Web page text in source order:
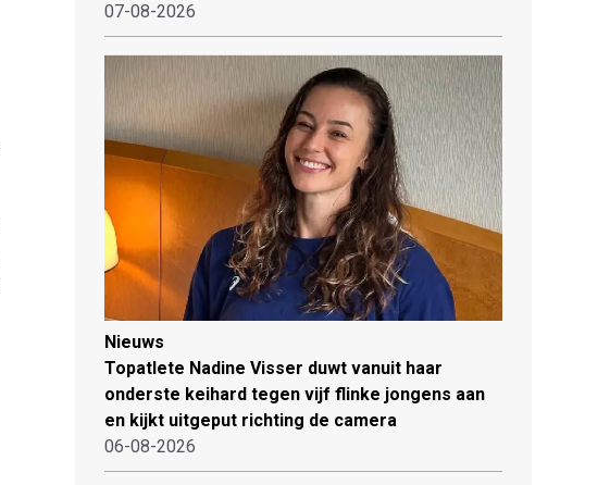
07-08-2026
Nieuws
Topatlete Nadine Visser duwt vanuit haar
onderste keihard tegen vijf flinke jongens aan
en kijkt uitgeput richting de camera
06-08-2026